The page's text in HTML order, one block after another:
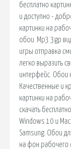
бесплатно
и доступно -
картинки на
обои. Mp3 3gp
игры отправка
легко выразить
интерфейс. Обои
Качественные и
картинки на
скачать
Windows 10 и
Samsung. Обои
на фон рабочего